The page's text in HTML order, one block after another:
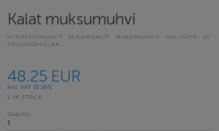
Kalat muksumuhvi
HYPISTELYMUHVIT ELÄINMUHVIT MUKSUMUHVIT
HAILUOTO- JA
JOULUKOKOELMA
48.25 EUR
Incl. VAT 25.50%
1 IN STOCK
Quantity